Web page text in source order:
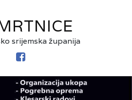
srijemska županija